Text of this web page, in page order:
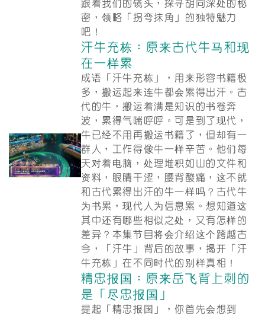
跟着我们的镜头，探寻胡同深处的秘
密，领略「拐弯抹角」的独特魅力
吧！
汗牛充栋：原来古代牛马和现
在一样累
成语「汗牛充栋」，用来形容书籍极
多，搬运起来连牛都会累得出汗。古
代的牛，搬运着满是知识的书卷奔
波，累得气喘呼呼。可是到了现代，
牛已经不用再搬运书籍了，但却有一
群人，工作得像牛一样辛苦。他们每
天对着电脑，处理堆积如山的文件和
资料，眼睛干涩，腰背酸痛，这不就
和古代累得出汗的牛一样吗？古代牛
为书累，现代人为信息累。想知道这
其中还有哪些相似之处，又有怎样的
差异？本集节目将会介绍这个跨越古
今，「汗牛」背后的故事，揭开「汗
牛充栋」在不同时代的别样真相！
精忠报国：原来岳飞背上刺的
是「尽忠报国」
提起「精忠报国」，你首先会想到